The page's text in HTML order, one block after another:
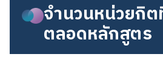
จำนวนหน่วยกิต
ตลอดหลักสูตร